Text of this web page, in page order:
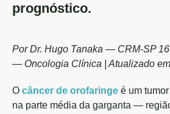
prognóstico.
Por Dr. Hugo Tanaka — CRM-SP
— Oncologia Clínica | Atualizado
O câncer de orofaringe é um
na parte média da garganta —